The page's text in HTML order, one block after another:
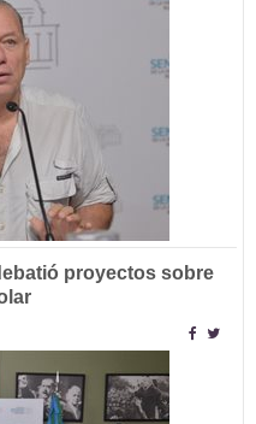
proyectos sobre